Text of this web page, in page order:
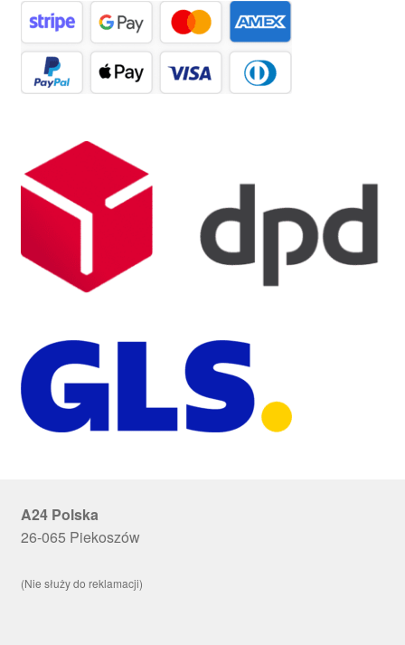
A24 Polska
26-065 Piekoszów
(Nie służy do reklamacji)